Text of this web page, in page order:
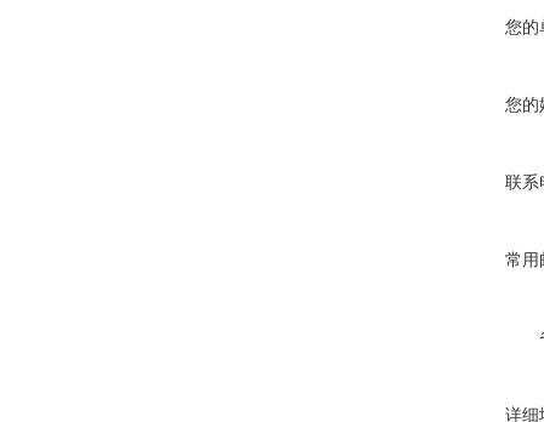
您的
您的
联系
常用
详细